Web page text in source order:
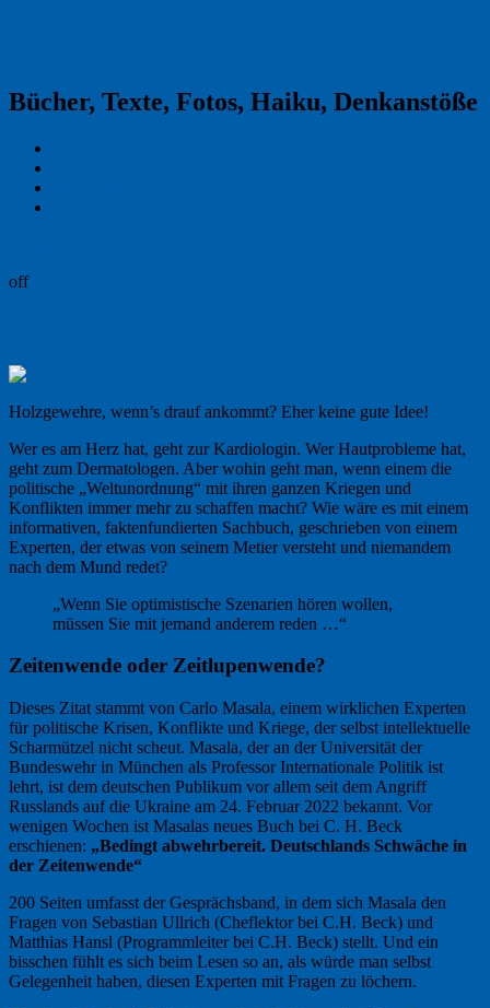
Bücher, Texte, Fotos, Haiku, Denkanstöße
off
Holzgewehre, wenn’s drauf ankommt? Eher keine gute Idee!
Wer es am Herz hat, geht zur Kardiologin. Wer Hautprobleme hat,
geht zum Dermatologen. Aber wohin geht man, wenn einem die
politische „Weltunordnung“ mit ihren ganzen Kriegen und
Konflikten immer mehr zu schaffen macht? Wie wäre es mit einem
informativen, faktenfundierten Sachbuch, geschrieben von einem
Experten, der etwas von seinem Metier versteht und niemandem
nach dem Mund redet?
„Wenn Sie optimistische Szenarien hören wollen,
müssen Sie mit jemand anderem reden …“
Zeitenwende oder Zeitlupenwende?
Dieses Zitat stammt von Carlo Masala, einem wirklichen Experten
für politische Krisen, Konflikte und Kriege, der selbst intellektuelle
Scharmützel nicht scheut. Masala, der an der Universität der
Bundeswehr in München als Professor Internationale Politik ist
lehrt, ist dem deutschen Publikum vor allem seit dem Angriff
Russlands auf die Ukraine am 24. Februar 2022 bekannt. Vor
wenigen Wochen ist Masalas neues Buch bei C. H. Beck
erschienen: „Bedingt abwehrbereit. Deutschlands Schwäche in
der Zeitenwende“
200 Seiten umfasst der Gesprächsband, in dem sich Masala den
Fragen von Sebastian Ullrich (Cheflektor bei C.H. Beck) und
Matthias Hansl (Programmleiter bei C.H. Beck) stellt. Und ein
bisschen fühlt es sich beim Lesen so an, als würde man selbst
Gelegenheit haben, diesen Experten mit Fragen zu löchern.